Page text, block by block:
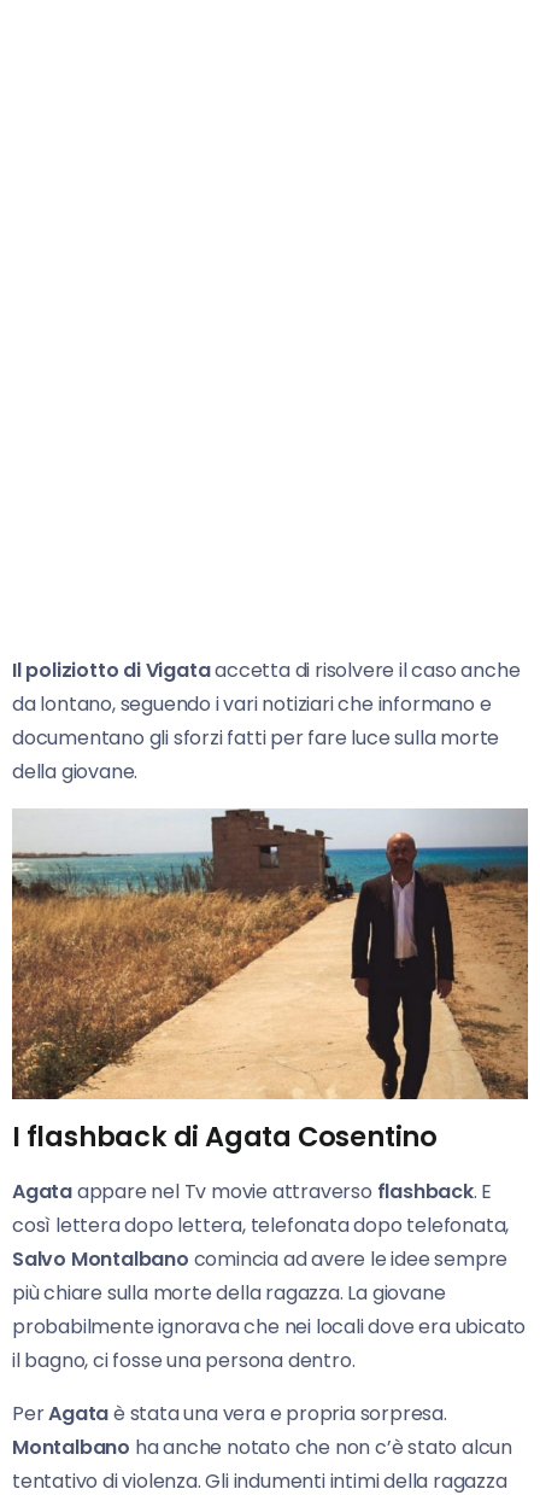
Il poliziotto di Vigataaccetta di risolvere il caso anche
da lontano, seguendo i vari notiziari che informano e
documentano gli sforzi fatti per fare luce sulla morte
della giovane.
I flashback di Agata Cosentino
Agataappare nel Tv movie attraverso flashback. E
così lettera dopo lettera, telefonata dopo telefonata,
Salvo Montalbano comincia ad avere le idee sempre
più chiare sulla morte della ragazza. La giovane
probabilmente ignorava che nei locali dove era ubicato
il bagno, ci fosse una persona dentro.
PerAgataè stata una vera e propria sorpresa.
Montalbano ha anche notato che non c’è stato alcun
tentativo di violenza. Gli indumenti intimi della ragazza